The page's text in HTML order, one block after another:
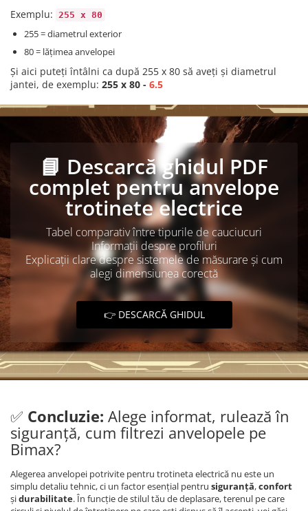
Exemplu: 255 x 80
255 = diametrul exterior
80 = lățimea anvelopei
Și aici puteți întâlni ca după 255 x 80 să aveți și diametrul
jantei, de exemplu: 255 x 80 - 6.5
📘 Descarcă ghidul PDF
complet pentru anvelope
trotinete electrice
Tabel comparativ între tipurile de cauciucuri
Informații despre profiluri
Explicații clare despre sistemele de măsurare și cum
alegi dimensiunea corectă
👉 DESCARCĂ GHIDUL
✅ Concluzie: Alege informat, rulează în
siguranță, cum filtrezi anvelopele pe
Bimax?
Alegerea anvelopei potrivite pentru trotineta electrică nu este un
simplu detaliu tehnic, ci un factor esențial pentru siguranță,confort
șidurabilitate. În funcție de stilul tău de deplasare, terenul pe care